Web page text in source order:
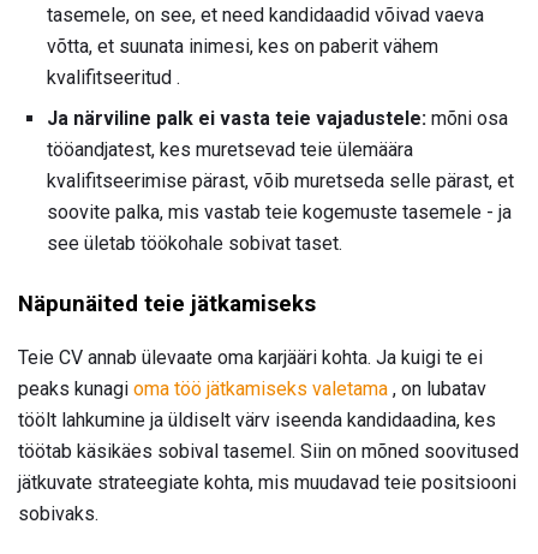
tasemele, on see, et need kandidaadid võivad vaeva
võtta, et suunata inimesi, kes on paberit vähem
kvalifitseeritud .
Ja närviline palk ei vasta teie vajadustele: mõni osa
tööandjatest, kes muretsevad teie ülemäära
kvalifitseerimise pärast, võib muretseda selle pärast, et
soovite palka, mis vastab teie kogemuste tasemele - ja
see ületab töökohale sobivat taset.
Näpunäited teie jätkamiseks
Teie CV annab ülevaate oma karjääri kohta. Ja kuigi te ei
peaks kunagi oma töö jätkamiseks valetama , on lubatav
töölt lahkumine ja üldiselt värv iseenda kandidaadina, kes
töötab käsikäes sobival tasemel. Siin on mõned soovitused
jätkuvate strateegiate kohta, mis muudavad teie positsiooni
sobivaks.